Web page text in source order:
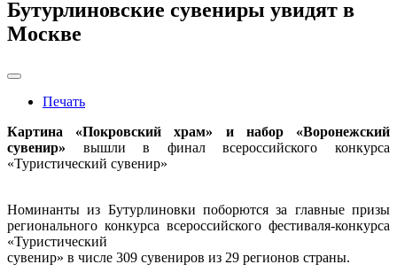
Бутурлиновские сувениры увидят в
Москве
Печать
Картина «Покровский храм» и набор «Воронежский
сувенир» вышли в финал всероссийского конкурса
«Туристический сувенир»
Номинанты из Бутурлиновки поборются за главные призы
регионального конкурса всероссийского фестиваля-конкурса
«Туристический
сувенир» в числе 309 сувениров из 29 регионов страны.